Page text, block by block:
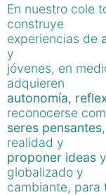
En nuestro cole
construye
experiencias de
y
jóvenes, en
adquieren
autonomía,
reconocerse
seres pensantes
realidad y
proponer ideas y
globalizado y
cambiante, para